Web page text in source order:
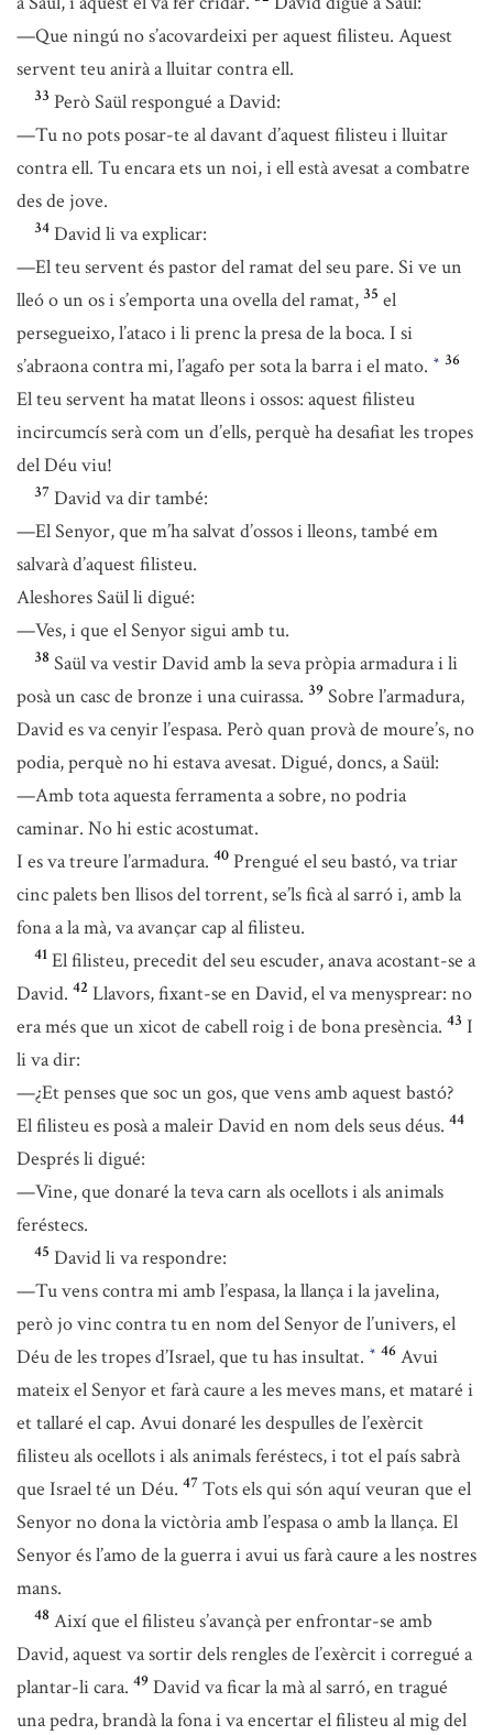
—Que ningú no s’acovardeixi per aquest filisteu. Aquest
servent teu anirà a lluitar contra ell.
33 Però Saül respongué a David:
—Tu no pots posar-te al davant d’aquest filisteu i lluitar
contra ell. Tu encara ets un noi, i ell està avesat a combatre
des de jove.
34 David li va explicar:
—El teu servent és pastor del ramat del seu pare. Si ve un
lleó o un os i s’emporta una ovella del ramat, 35 el
persegueixo, l’ataco i li prenc la presa de la boca. I si
s’abraona contra mi, l’agafo per sota la barra i el mato. * 36
El teu servent ha matat lleons i ossos: aquest filisteu
incircumcís serà com un d’ells, perquè ha desafiat les tropes
del Déu viu!
37 David va dir també:
—El Senyor, que m’ha salvat d’ossos i lleons, també em
salvarà d’aquest filisteu.
Aleshores Saül li digué:
—Ves, i que el Senyor sigui amb tu.
38 Saül va vestir David amb la seva pròpia armadura i li
posà un casc de bronze i una cuirassa. 39 Sobre l’armadura,
David es va cenyir l’espasa. Però quan provà de moure’s, no
podia, perquè no hi estava avesat. Digué, doncs, a Saül:
—Amb tota aquesta ferramenta a sobre, no podria
caminar. No hi estic acostumat.
I es va treure l’armadura. 40 Prengué el seu bastó, va triar
cinc palets ben llisos del torrent, se’ls ficà al sarró i, amb la
fona a la mà, va avançar cap al filisteu.
41 El filisteu, precedit del seu escuder, anava acostant-se a
David. 42 Llavors, fixant-se en David, el va menysprear: no
era més que un xicot de cabell roig i de bona presència. 43 I
li va dir:
—¿Et penses que soc un gos, que vens amb aquest bastó?
El filisteu es posà a maleir David en nom dels seus déus. 44
Després li digué:
—Vine, que donaré la teva carn als ocellots i als animals
feréstecs.
45 David li va respondre:
—Tu vens contra mi amb l’espasa, la llança i la javelina,
però jo vinc contra tu en nom del Senyor de l’univers, el
Déu de les tropes d’Israel, que tu has insultat. * 46 Avui
mateix el Senyor et farà caure a les meves mans, et mataré i
et tallaré el cap. Avui donaré les despulles de l’exèrcit
filisteu als ocellots i als animals feréstecs, i tot el país sabrà
que Israel té un Déu. 47 Tots els qui són aquí veuran que el
Senyor no dona la victòria amb l’espasa o amb la llança. El
Senyor és l’amo de la guerra i avui us farà caure a les nostres
mans.
48 Així que el filisteu s’avançà per enfrontar-se amb
David, aquest va sortir dels rengles de l’exèrcit i corregué a
plantar-li cara. 49 David va ficar la mà al sarró, en tragué
una pedra, brandà la fona i va encertar el filisteu al mig del